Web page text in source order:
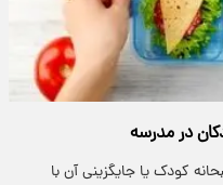
در مدرسه
کودک یا جایگزینی آن با